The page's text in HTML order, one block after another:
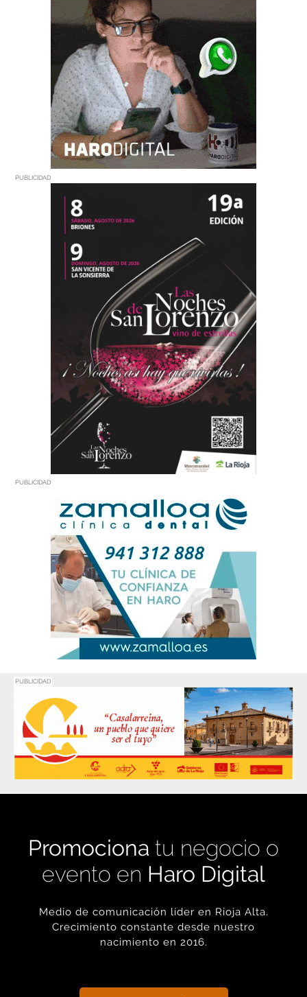
evento enHaro Digital
Medio de comunicación líder en Rioja Alta.
Crecimiento constante desde nuestro
nacimiento en 2016.
+ INFORMACIÓN